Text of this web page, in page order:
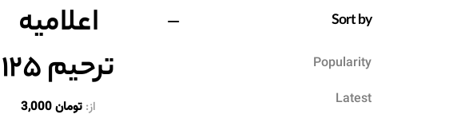
اعلامیه
ترحیم ۱۲۵
از: تومان3,000
Sort by
Popularity
Latest